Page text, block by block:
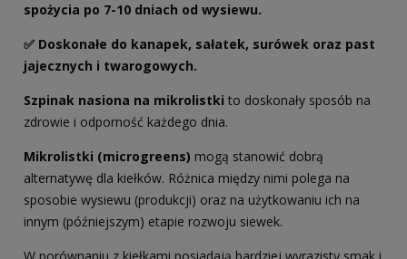
spożycia po 7-10 dniach od wysiewu.
✅ Doskonałe do kanapek, sałatek, surówek oraz past
jajecznych i twarogowych.
Szpinak nasiona na mikrolistki to doskonały sposób na
zdrowie i odporność każdego dnia.
Mikrolistki (microgreens) mogą stanowić dobrą
alternatywę dla kiełków. Różnica między nimi polega na
sposobie wysiewu (produkcji) oraz na użytkowaniu ich na
innym (późniejszym) etapie rozwoju siewek.